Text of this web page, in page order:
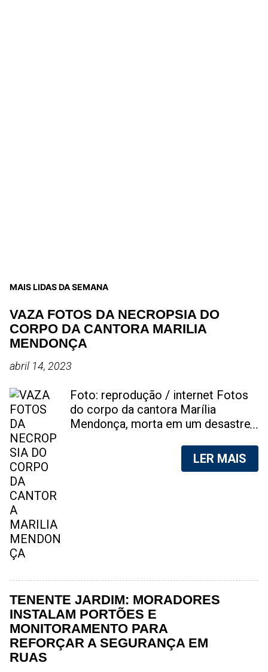
MAIS LIDAS DA SEMANA
VAZA FOTOS DA NECROPSIA DO
CORPO DA CANTORA MARILIA
MENDONÇA
abril 14, 2023
Foto: reprodução / internet Fotos
do corpo da cantora Marília
Mendonça, morta em um desastre
foram vazadas na internet. A
divulgação de fotos do corpo de
vendendo as fotos. Cada foto, no
valor de R$20 (Vinte reais). A
assessoria da família de Marília
Mendonça, se pronunciou sobre o
caso. "Estamos todos chocados,
só em imaginar a possibilidade de
LER MAIS
TENENTE JARDIM: MORADORES
INSTALAM PORTÕES E
MONITORAMENTO PARA
REFORÇAR A SEGURANÇA EM
RUAS